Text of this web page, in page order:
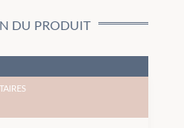
du produit